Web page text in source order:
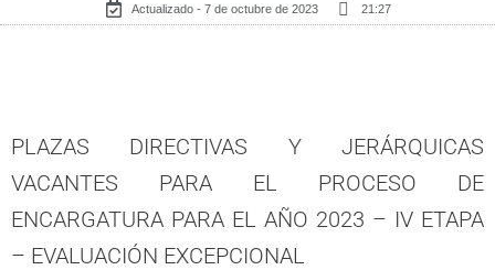
Actualizado - 7 de octubre de 2023 21:27
PLAZAS DIRECTIVAS Y JERÁRQUICAS
VACANTES PARA EL PROCESO DE
ENCARGATURA PARA EL AÑO 2023 – IV ETAPA
– EVALUACIÓN EXCEPCIONAL